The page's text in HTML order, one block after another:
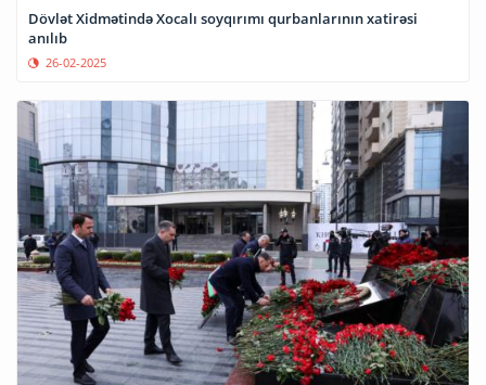
Dövlət Xidmətində Xocalı soyqırımı qurbanlarının xatirəsi
anılıb
26-02-2025